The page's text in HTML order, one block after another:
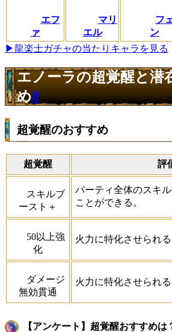
エフ
ァ
マリ
エル
フ
ン
▶龍楽士ガチャの当たりキャラを見る
エノーラの超覚醒と潜
め8
超覚醒のおすすめ
超覚醒 評
スキルブ
ースト＋
パーティ全体のスキ
ことができる。
50以上強
化
火力に特化させられる
ダメージ
無効貫通
火力に特化させられる
【アンケート】超覚醒おすすめは